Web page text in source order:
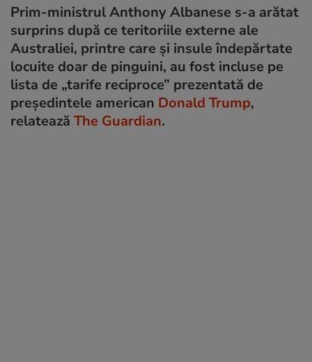
Prim-ministrul Anthony Albanese s-a arătat
surprins după ce teritoriile externe ale
Australiei, printre care și insule îndepărtate
locuite doar de pinguini, au fost incluse pe
lista de „tarife reciproce” prezentată de
președintele american Donald Trump,
relatează The Guardian.